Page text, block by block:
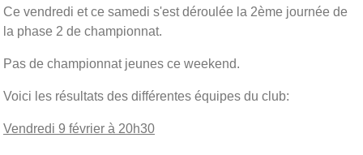
Ce vendredi et ce samedi s'est déroulée la 2ème journée de
la phase 2 de championnat.
Pas de championnat jeunes ce weekend.
Voici les résultats des différentes équipes du club:
Vendredi 9 février à 20h30